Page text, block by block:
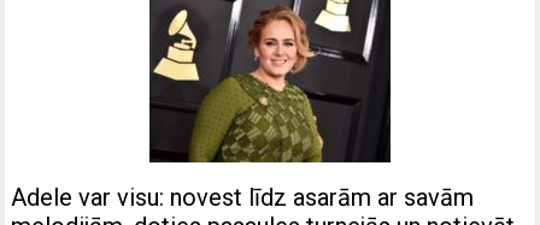
Adele var visu: novest līdz asarām ar savām